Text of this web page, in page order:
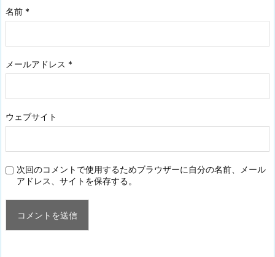
名前 *
メールアドレス *
ウェブサイト
次回のコメントで使用するためブラウザーに自分の名前、メール
アドレス、サイトを保存する。